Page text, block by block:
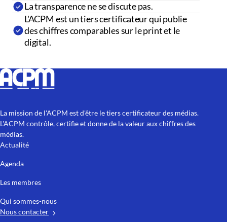
La transparence ne se discute pas.
L'ACPM est un tiers certificateur qui publie
des chiffres comparables sur le print et le
digital.
La mission de l'ACPM est d'être le tiers certificateur des médias.
L'ACPM contrôle, certifie et donne de la valeur aux chiffres des
médias.
Actualité
Agenda
Les membres
Qui sommes-nous
Nous contacter